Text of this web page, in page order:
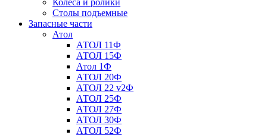
Столы подъемные
Запасные части
Атол
АТОЛ 11Ф
АТОЛ 15Ф
Атол 1Ф
АТОЛ 20Ф
АТОЛ 22 v2Ф
АТОЛ 25Ф
АТОЛ 27Ф
АТОЛ 30Ф
АТОЛ 52Ф